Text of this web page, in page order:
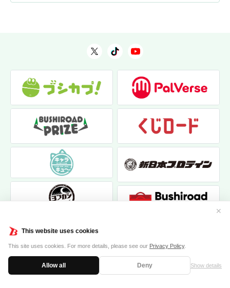
This website uses cookies
This site uses cookies. For more details, please see our Privacy Policy.
Allow all Deny Show details
✕